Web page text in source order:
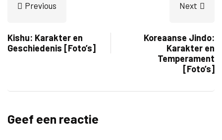
Previous
Kishu: Karakter en
Geschiedenis [Foto’s]
Next
Koreaanse Jindo:
Karakter en
Temperament
[Foto’s]
Geef een reactie